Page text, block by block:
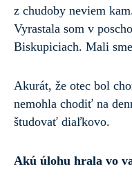
z chudoby neviem
Vyrastala som v
Biskupiciach. Mali
Akurát, že otec bol
nemohla chodiť na
študovať diaľkovo.
Akú úlohu hrala vo